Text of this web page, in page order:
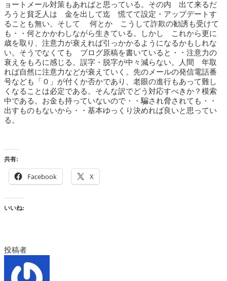
ョートメール対策もあればと思っている。その内 出て来るだ
ろうと貧乏人は 金を出して迄 慌てて設定・アップデートす
ることも無い。そして 何とか こうして詐欺の勧誘も受けて
も・・何とかかわしながら生きている。しかし これから更に
歳を取り、注意力が衰えれば引っかかるようになるかもしれな
い。そうでなくても ブログ原稿を書いていると・・注意力の
衰えをもろに感じる。誤字・脱字が中々減らない。人間 年取
れば自然に注意力などが衰えていく。先のメールの発信電話番
号なども「０」が付くか否かであり、老眼の進行もあって難し
くなることは必定である。そんな訳でどう対応すべきか？模索
中である。お金も持っていないので・・騙され脅されても・・
出すものもないから・・基本ゆっくり決めれば良いと思ってい
る。
共有:
Facebook X
いいね:
投稿者